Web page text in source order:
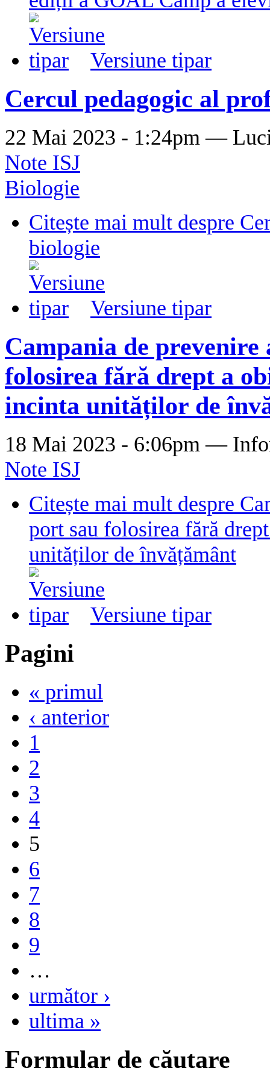
Versiune tipar
Cercul pedagogic al
22 Mai 2023 - 1:24pm —
Note ISJ
Biologie
Citește mai mult despre
biologie
Versiune tipar
Campania de
folosirea fără drept a
incinta unităților de
18 Mai 2023 - 6:06pm —
Note ISJ
Citește mai mult despre
port sau folosirea fără
unităților de învățământ
Versiune tipar
Pagini
« primul
‹ anterior
1
2
3
4
5
6
7
8
9
…
următor ›
ultima »
Formular de căutare